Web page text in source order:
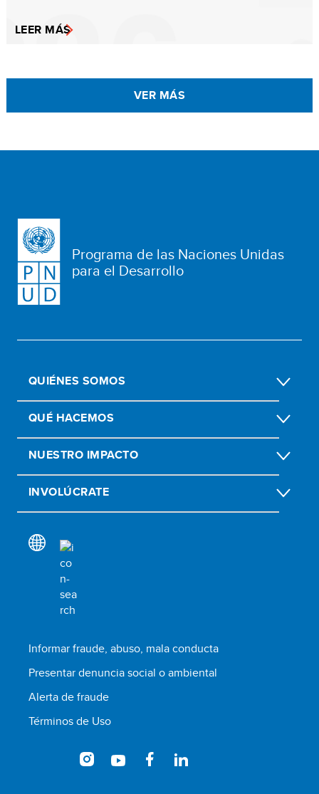
LEER MÁS
VER MÁS
Programa de las Naciones Unidas
para el Desarrollo
QUIÉNES SOMOS
QUÉ HACEMOS
NUESTRO IMPACTO
INVOLÚCRATE
Informar fraude, abuso, mala conducta
Presentar denuncia social o ambiental
Alerta de fraude
Términos de Uso